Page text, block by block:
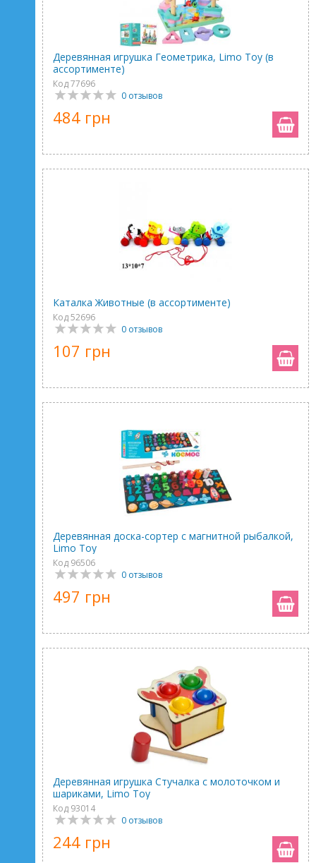
Деревянная игрушка Геометрика, Limo Toy (в
ассортименте)
Код 77696
0 отзывов
484 грн
Каталка Животные (в ассортименте)
Код 52696
0 отзывов
107 грн
Деревянная доска-сортер с магнитной рыбалкой,
Limo Toy
Код 96506
0 отзывов
497 грн
Деревянная игрушка Стучалка с молоточком и
шариками, Limo Toy
Код 93014
0 отзывов
244 грн